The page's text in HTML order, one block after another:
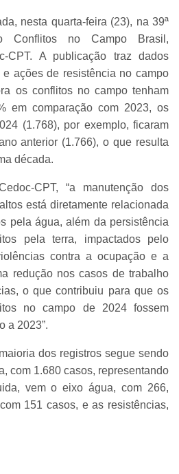
nesta quarta-feira (23), na 39ª
Conflitos no Campo Brasil,
CPT. A publicação traz dados
ações de resistência no campo
os conflitos no campo tenham
em comparação com 2023, os
(1.768), por exemplo, ficaram
anterior (1.766), o que resulta
década.
CPT, “a manutenção dos
está diretamente relacionada
pela água, além da persistência
pela terra, impactados pelo
contra a ocupação e a
redução nos casos de trabalho
o que contribuiu para que os
no campo de 2024 fossem
a 2023”.
dos registros segue sendo
com 1.680 casos, representando
vem o eixo água, com 266,
151 casos, e as resistências,